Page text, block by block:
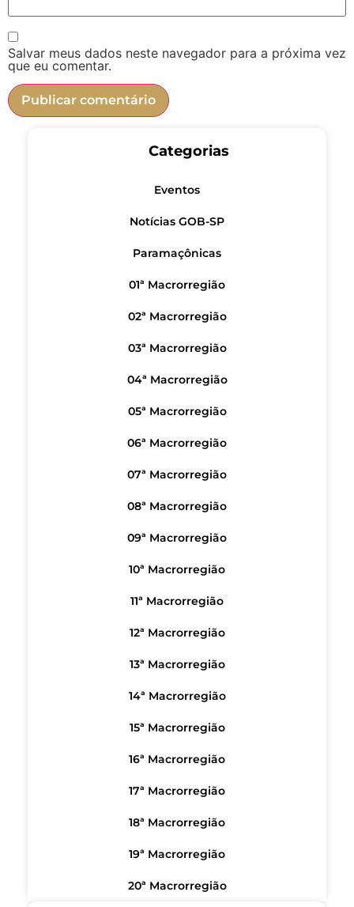
Salvar meus dados neste navegador para a próxima vez
que eu comentar.
Categorias
Eventos
Notícias GOB-SP
Paramaçônicas
01ª Macrorregião
02ª Macrorregião
03ª Macrorregião
04ª Macrorregião
05ª Macrorregião
06ª Macrorregião
07ª Macrorregião
08ª Macrorregião
09ª Macrorregião
10ª Macrorregião
11ª Macrorregião
12ª Macrorregião
13ª Macrorregião
14ª Macrorregião
15ª Macrorregião
16ª Macrorregião
17ª Macrorregião
18ª Macrorregião
19ª Macrorregião
20ª Macrorregião